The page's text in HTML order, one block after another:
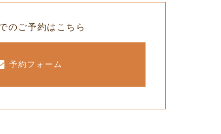
のご予約はこちら
予約フォーム